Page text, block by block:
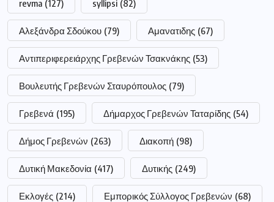
revma (127) syllipsi (82)
Αλεξάνδρα Σδούκου (79) Αμανατιδης (67)
Αντιπεριφερειάρχης Γρεβενών Τσακνάκης (53)
Βουλευτής Γρεβενών Σταυρόπουλος (79)
Γρεβενά (195) Δήμαρχος Γρεβενών Ταταρίδης (54)
Δήμος Γρεβενών (263) Διακοπή (98)
Δυτική Μακεδονία (417) Δυτικής (249)
Εκλογές (214) Εμπορικός Σύλλογος Γρεβενών (68)